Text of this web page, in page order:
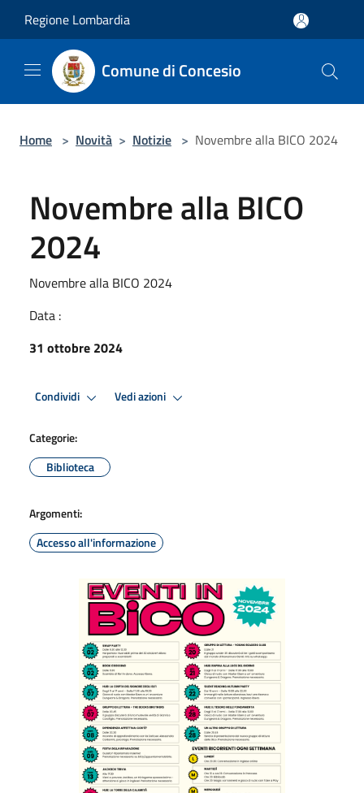
Regione Lombardia
Comune di Concesio
Home > Novità > Notizie > Novembre alla BICO 2024
Novembre alla BICO
2024
Novembre alla BICO 2024
Data :
31 ottobre 2024
Condividi Vedi azioni
Categorie:
Biblioteca
Argomenti:
Accesso all'informazione